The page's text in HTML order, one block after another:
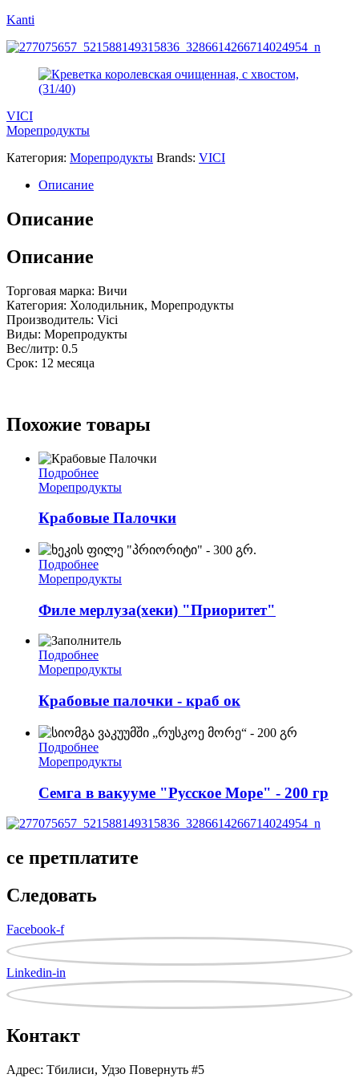
Kanti
VICI
Морепродукты
Категория: Морепродукты Brands: VICI
Описание
Описание
Описание
Торговая марка: Вичи
Категория: Холодильник, Морепродукты
Производитель: Vici
Виды: Морепродукты
Вес/литр: 0.5
Срок: 12 месяца
Похожие товары
Подробнее
Морепродукты
Крабовые Палочки
Подробнее
Морепродукты
Филе мерлуза(хеки) "Приоритет"
Подробнее
Морепродукты
Крабовые палочки - краб ок
Подробнее
Морепродукты
Семга в вакууме "Русское Море" - 200 гр
се претплатите
Следовать
Facebook-f
Linkedin-in
Контакт
Адрес: Тбилиси, Удзо Повернуть #5